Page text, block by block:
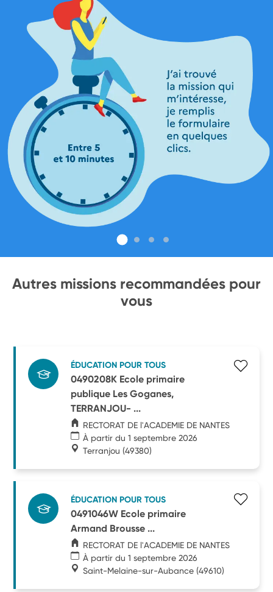
Autres missions recommandées pour
vous
ÉDUCATION POUR TOUS
0490208K Ecole primaire
publique Les Goganes,
TERRANJOU- ...
RECTORAT DE l'ACADEMIE DE NANTES
À partir du 1 septembre 2026
Terranjou (49380)
ÉDUCATION POUR TOUS
0491046W Ecole primaire
Armand Brousse ...
RECTORAT DE l'ACADEMIE DE NANTES
À partir du 1 septembre 2026
Saint-Melaine-sur-Aubance (49610)